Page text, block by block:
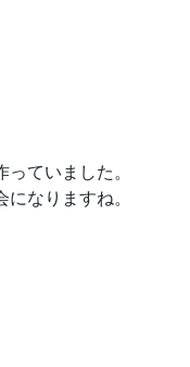
ていました。
なりますね。